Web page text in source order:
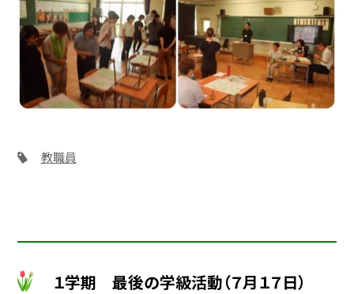
教職員
１学期 最後の学級活動（７月１７日）